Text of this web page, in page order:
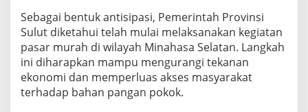
Sebagai bentuk antisipasi, Pemerintah Provinsi
Sulut diketahui telah mulai melaksanakan kegiatan
pasar murah di wilayah Minahasa Selatan. Langkah
ini diharapkan mampu mengurangi tekanan
ekonomi dan memperluas akses masyarakat
terhadap bahan pangan pokok.